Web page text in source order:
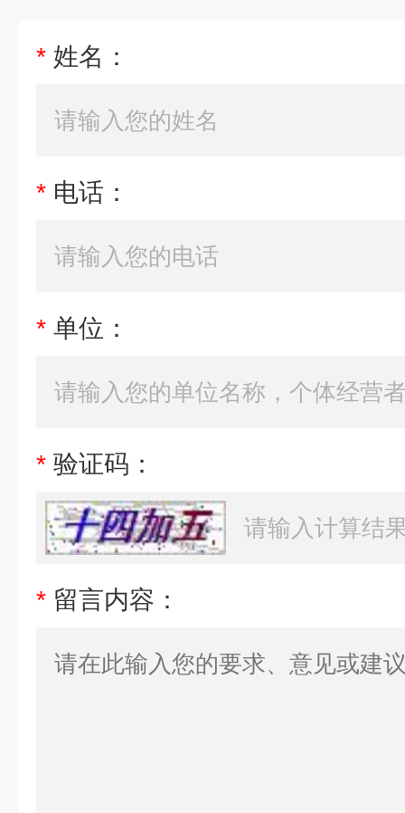
* 姓名：
* 电话：
* 单位：
* 验证码：
* 留言内容：